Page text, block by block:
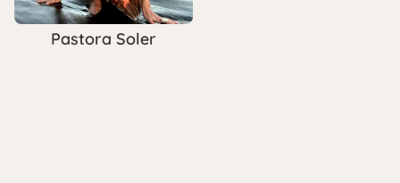
Pastora Soler